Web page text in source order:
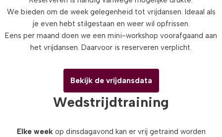
We bieden om de week gelegenheid tot vrijdansen. Ideaal als
je even hebt stilgestaan en weer wil opfrissen.
Eens per maand doen we een mini-workshop voorafgaand aan
het vrijdansen. Daarvoor is reserveren verplicht.
Bekijk de vrijdansdata
Wedstrijdtraining
Elke week op dinsdagavond kan er vrij getraind worden